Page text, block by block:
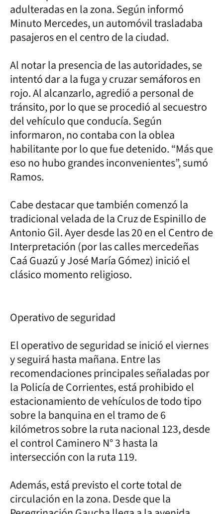
adulteradas en la zona. Según informó
Minuto Mercedes, un automóvil trasladaba
pasajeros en el centro de la ciudad.
Al notar la presencia de las autoridades, se
intentó dar a la fuga y cruzar semáforos en
rojo. Al alcanzarlo, agredió a personal de
tránsito, por lo que se procedió al secuestro
del vehículo que conducía. Según
informaron, no contaba con la oblea
habilitante por lo que fue detenido. “Más que
eso no hubo grandes inconvenientes”, sumó
Ramos.
Cabe destacar que también comenzó la
tradicional velada de la Cruz de Espinillo de
Antonio Gil. Ayer desde las 20 en el Centro de
Interpretación (por las calles mercedeñas
Caá Guazú y José María Gómez) inició el
clásico momento religioso.
Operativo de seguridad
El operativo de seguridad se inició el viernes
y seguirá hasta mañana. Entre las
recomendaciones principales señaladas por
la Policía de Corrientes, está prohibido el
estacionamiento de vehículos de todo tipo
sobre la banquina en el tramo de 6
kilómetros sobre la ruta nacional 123, desde
el control Caminero N° 3 hasta la
intersección con la ruta 119.
Además, está previsto el corte total de
circulación en la zona. Desde que la